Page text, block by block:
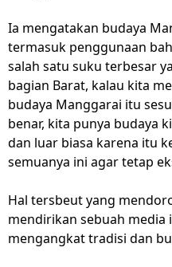
Ia mengatakan budaya
termasuk penggunaan
salah satu suku terbesar
bagian Barat, kalau kita
budaya Manggarai itu
benar, kita punya budaya
dan luar biasa karena itu
semuanya ini agar tetap
Hal tersbeut yang
mendirikan sebuah media
mengangkat tradisi dan